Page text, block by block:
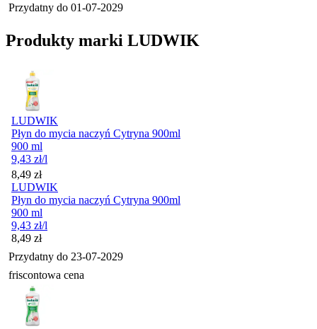
Przydatny do 01-07-2029
Produkty marki LUDWIK
LUDWIK
Płyn do mycia naczyń Cytryna 900ml
900 ml
9,43 zł/l
Cena
8,49 zł
LUDWIK
Płyn do mycia naczyń Cytryna 900ml
900 ml
9,43 zł/l
Cena
8,49 zł
Przydatny do 23-07-2029
friscontowa cena